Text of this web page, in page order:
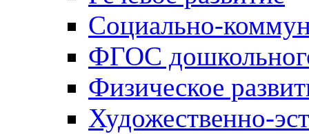
Социально-
ФГОС
Физическое
Художественно-